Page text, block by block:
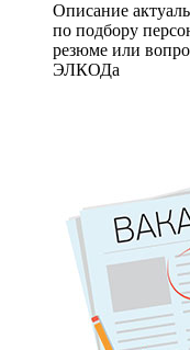
Описание
по подбору
резюме или
ЭЛКОДа